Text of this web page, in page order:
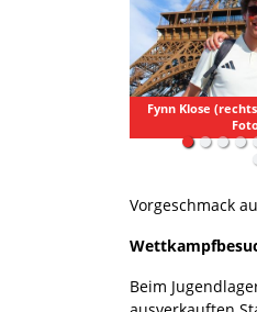
Fynn Klose
Vorgeschmack
Beim